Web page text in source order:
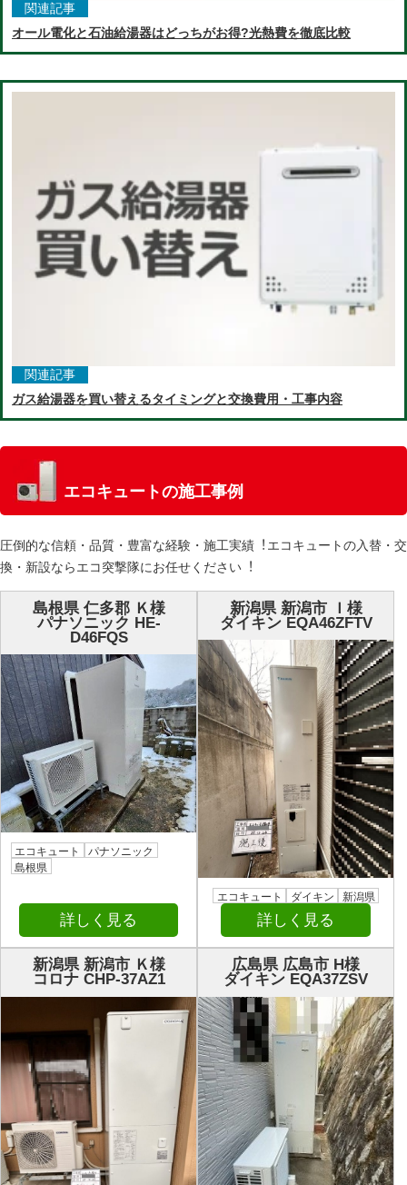
関連記事
オール電化と石油給湯器はどっちがお得?光熱費を徹底比較
関連記事
ガス給湯器を買い替えるタイミングと交換費用・工事内容
エコキュートの施工事例
圧倒的な信頼・品質・豊富な経験・施⼯実績︕エコキュートの⼊替・交
換・新設ならエコ突撃隊にお任せください︕
島根県 仁多郡 Ｋ様
パナソニック HE-
D46FQS
エコキュート
パナソニック
島根県
詳しく見る
新潟県 新潟市 Ｉ様
ダイキン EQA46ZFTV
エコキュート ダイキン 新潟県
詳しく見る
新潟県 新潟市 Ｋ様
コロナ CHP-37AZ1
広島県 広島市 H様
ダイキン EQA37ZSV